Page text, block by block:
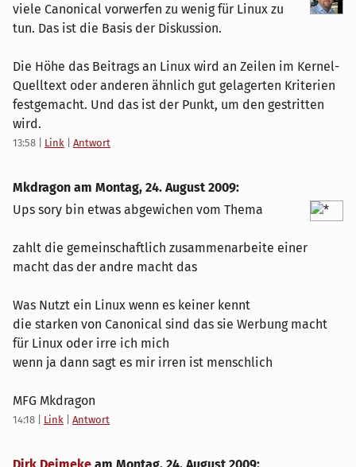
viele Canonical vorwerfen zu wenig für Linux zu
tun. Das ist die Basis der Diskussion.
Die Höhe das Beitrags an Linux wird an Zeilen im Kernel-
Quelltext oder anderen ähnlich gut gelagerten Kriterien
festgemacht. Und das ist der Punkt, um den gestritten
wird.
13:58 Link Antwort
Mkdragon am Montag, 24. August 2009:
Ups sory bin etwas abgewichen vom Thema
zahlt die gemeinschaftlich zusammenarbeite einer
macht das der andre macht das
Was Nutzt ein Linux wenn es keiner kennt
die starken von Canonical sind das sie Werbung macht
für Linux oder irre ich mich
wenn ja dann sagt es mir irren ist menschlich
MFG Mkdragon
14:18 Link Antwort